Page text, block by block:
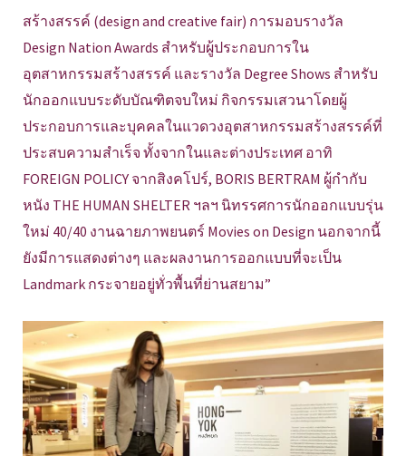
สร้างสรรค์ (design and creative fair) การมอบรางวัล
Design Nation Awards สำหรับผู้ประกอบการใน
อุตสาหกรรมสร้างสรรค์ และรางวัล Degree Shows สำหรับ
นักออกแบบระดับบัณฑิตจบใหม่ กิจกรรมเสวนาโดยผู้
ประกอบการและบุคคลในแวดวงอุตสาหกรรมสร้างสรรค์ที่
ประสบความสำเร็จ ทั้งจากในและต่างประเทศ อาทิ
FOREIGN POLICY จากสิงคโปร์, BORIS BERTRAM ผู้กำกับ
หนัง THE HUMAN SHELTER ฯลฯ นิทรรศการนักออกแบบรุ่น
ใหม่ 40/40 งานฉายภาพยนตร์ Movies on Design นอกจากนี้
ยังมีการแสดงต่างๆ และผลงานการออกแบบที่จะเป็น
Landmark กระจายอยู่ทั่วพื้นที่ย่านสยาม”